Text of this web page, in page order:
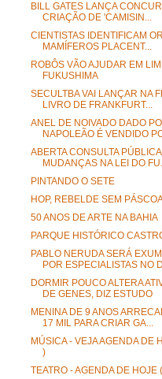
BILL GATES LANÇA
CRIAÇÃO DE 'CAMISIN...
CIENTISTAS IDENTIFICAM
MAMÍFEROS PLACENT...
ROBÔS VÃO AJUDAR EM
FUKUSHIMA
SECULTBA VAI LANÇAR NA
LIVRO DE FRANKFURT...
ANEL DE NOIVADO DADO
NAPOLEÃO É VENDIDO
ABERTA CONSULTA
MUDANÇAS NA LEI DO
PINTANDO O SETE
HOP, REBELDE SEM
50 ANOS DE ARTE NA BAHIA
PARQUE HISTÓRICO
PABLO NERUDA SERÁ
POR ESPECIALISTAS NO
DORMIR POUCO ALTERA
DE GENES, DIZ ESTUDO
MENINA DE 9 ANOS
17 MIL PARA CRIAR GA...
MÚSICA - VEJA AGENDA DE
)
TEATRO - AGENDA DE HOJE